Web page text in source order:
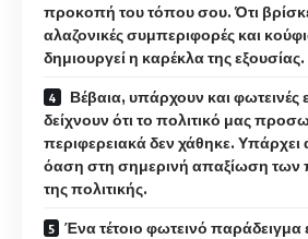
προκοπή του τόπου σου. Ότι
αλαζονικές συμπεριφορές και
δημιουργεί η καρέκλα της εξουσίας.
Βέβαια, υπάρχουν και φωτεινές
δείχνουν ότι το πολιτικό μας
περιφερειακά δεν χάθηκε. Υπάρχει
όαση στη σημερινή απαξίωση των
της πολιτικής.
Ένα τέτοιο φωτεινό παράδειγμα